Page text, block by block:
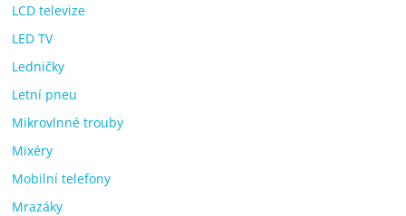
LCD televize
LED TV
Ledničky
Letní pneu
Mikrovlnné trouby
Mixéry
Mobilní telefony
Mrazáky